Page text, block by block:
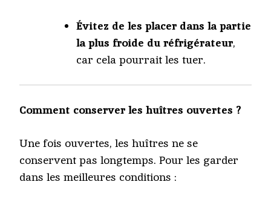
Évitez de les placer dans la partie
la plus froide du réfrigérateur,
car cela pourrait les tuer.
Comment conserver les huîtres ouvertes ?
Une fois ouvertes, les huîtres ne se
conservent pas longtemps. Pour les garder
dans les meilleures conditions :